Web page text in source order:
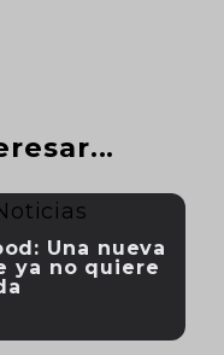
Una nueva
ya no quiere